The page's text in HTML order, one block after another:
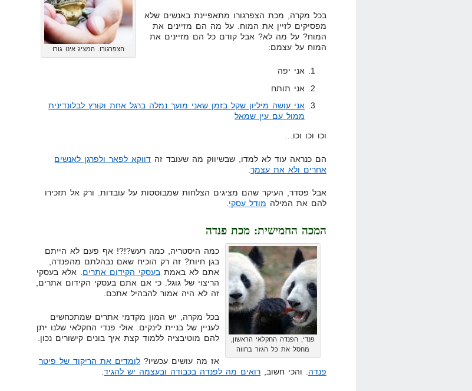
הצפרגורו. המציג אינו גורו
בכל מקרה, מכת הצפרגורו מתאפיינת באנשים שלא
מפסיקים לזיין את המוח. על מה הם מזיינים את
המוח? על מה לא? אבל קודם כל הם מזיינים את
המוח על עצמם:
אני יפה
אני תותח
אני עושה מיליון שקל בזמן שאני מועך נמלה ברגל אחת וקורץ לבלונדינית
ממול עם עין שמאל
וכו וכו וכו…
הם כנראה עוד לא למדו, שבשיווק מה שעובד זה דווקא לפאר ולפרגן לאנשים
אחרים ולא את עצמך.
אבל פסדר, העיקר שהם מציגים הצלחות שמבוססות על עובדות. ורק אל תזכירו
להם את המילה מודל עסקי.
המכה החמישית: מכת פנדה
פנדי, הפנדה החקלאי הראשון,
מחסל את כל הגזר בחווה
כמה היסטריה, כמה רעש?!?! אף פעם לא הייתם
בגן חיות? זה רק הוכיח שאם נבהלתם מהפנדה,
אתם לא באמת בעסקי הקידום אתרים . אלא בעסקי
הריצוי של גוגל. כי אם אתם בעסקי הקידום אתרים,
זה לא היה אמור להבהיל אתכם.
בכל מקרה, יש המון מקדמי אתרים שמתכחשים
לעניין של בניית לינקים. אולי פנדי החקלאי שלנו יתן
להם מוטיבציה ללמוד קצת איך בונים קישורים נכון.
אז מה עושים עכשיו? לומדים את הריקוד של פיטר
פנדה . והכי חשוב, רואים מה לפנדה בכבודה ובעצמה יש להגיד.